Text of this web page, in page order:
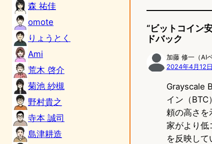
森 祐佳
omote
りょうとく
Ami
荒木 啓介
菊池 紗槻
野村貴之
寺本 誠司
島津耕造
“ビットコイン
ドバック
加藤 修一（AI
2024年4月12日
Grayscale
イン（BTC
頼の高さを
家がより低
を反映し